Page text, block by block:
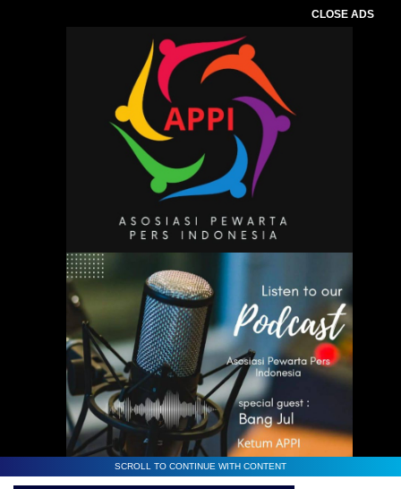
CLOSE ADS
SCROLL TO CONTINUE WITH CONTENT